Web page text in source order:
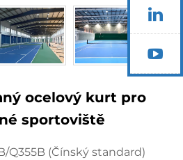
ocelový kurt pro
sportoviště
Q355B (Čínský standard)